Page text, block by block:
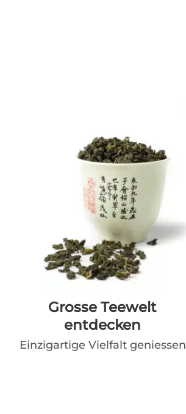
Grosse Teewelt
entdecken
Einzigartige Vielfalt geniessen